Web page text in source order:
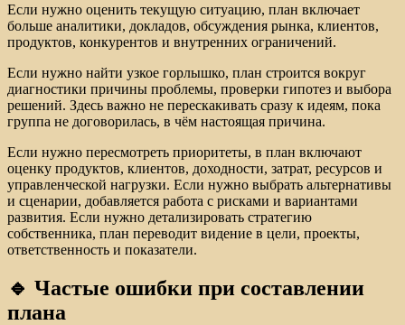
Если нужно оценить текущую ситуацию, план включает
больше аналитики, докладов, обсуждения рынка, клиентов,
продуктов, конкурентов и внутренних ограничений.
Если нужно найти узкое горлышко, план строится вокруг
диагностики причины проблемы, проверки гипотез и выбора
решений. Здесь важно не перескакивать сразу к идеям, пока
группа не договорилась, в чём настоящая причина.
Если нужно пересмотреть приоритеты, в план включают
оценку продуктов, клиентов, доходности, затрат, ресурсов и
управленческой нагрузки. Если нужно выбрать альтернативы
и сценарии, добавляется работа с рисками и вариантами
развития. Если нужно детализировать стратегию
собственника, план переводит видение в цели, проекты,
ответственность и показатели.
🔹 Частые ошибки при составлении
плана